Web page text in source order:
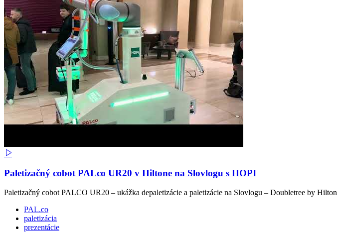
Paletizačný cobot PALco UR20 v Hiltone na Slovlogu s HOPI
Paletizačný cobot PALCO UR20 – ukážka depaletizácie a paletizácie na Slovlogu – Doubletree by Hilton
PAL.co
paletizácia
prezentácie